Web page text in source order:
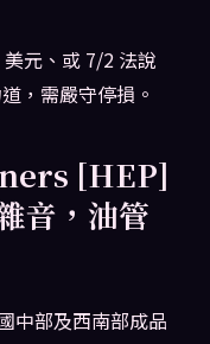
元、或 7/2 法說
，需嚴守停損。
[HEP]
音，油管
中部及西南部成品